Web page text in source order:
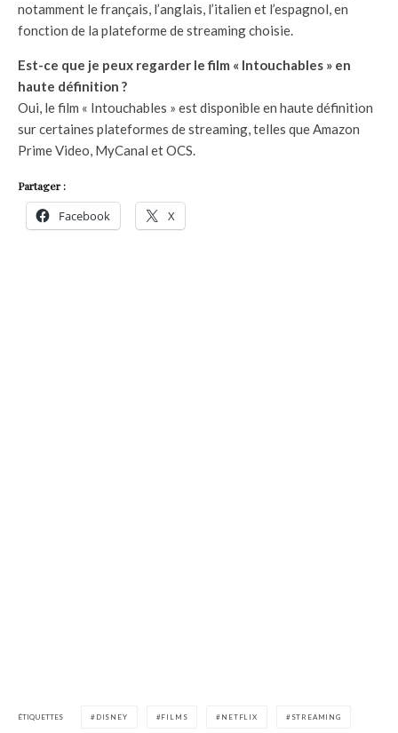
notamment le français, l’anglais, l’italien et l’espagnol, en
fonction de la plateforme de streaming choisie.
Est-ce que je peux regarder le film « Intouchables » en
haute définition ?
Oui, le film « Intouchables » est disponible en haute définition
sur certaines plateformes de streaming, telles que Amazon
Prime Video, MyCanal et OCS.
Partager :
Facebook X
ÉTIQUETTES DISNEY FILMS NETFLIX STREAMING